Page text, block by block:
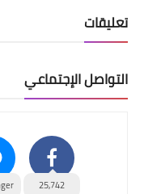
تعليقات
التواصل الإجتماعي
25,742